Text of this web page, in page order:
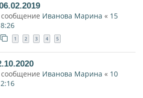
Иванова Марина « 15
1 2 3 4 5
Иванова Марина « 10